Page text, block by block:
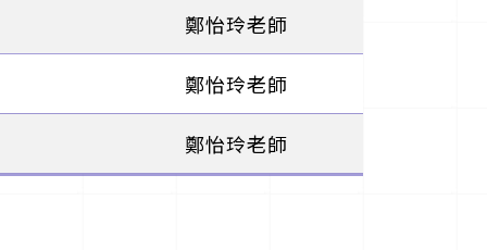
鄭怡玲老師
鄭怡玲老師
鄭怡玲老師